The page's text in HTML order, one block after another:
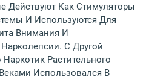
Действуют Как Стимуляторы
И Используются Для
Внимания И
С Другой
Растительного
Использовался В